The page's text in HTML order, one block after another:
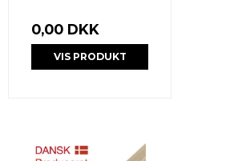
0,00 DKK
VIS PRODUKT